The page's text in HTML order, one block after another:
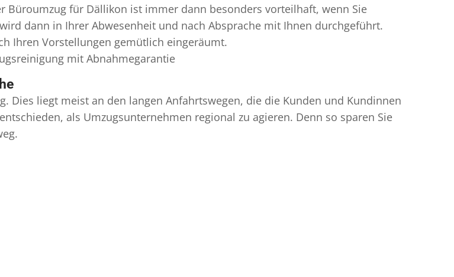
Büroumzug für Dällikon ist immer dann besonders vorteilhaft, wenn Sie
dann in Ihrer Abwesenheit und nach Absprache mit Ihnen durchgeführt.
Ihren Vorstellungen gemütlich eingeräumt.
mit Abnahmegarantie
Dies liegt meist an den langen Anfahrtswegen, die die Kunden und Kundinnen
als Umzugsunternehmen regional zu agieren. Denn so sparen Sie